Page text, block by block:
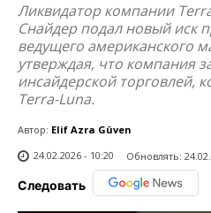
Ликвидатор компании
Снайдер подал новый иск
ведущего американского
утверждая, что компания
инсайдерской торговлей,
Terra-Luna.
Автор: Elif Azra Güven
24.02.2026 - 10:20
Обновлять:
Следовать